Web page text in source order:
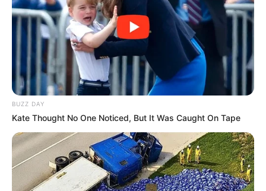
το Νηπιαγωγείο Stimson έλεγξε τον
Ψυχρό Πόλεμο – Τα μυστικά που δεν
θέλουν να ξέρετε!
Χειρισμός της παγκόσμιας σκηνής: Πώς το Νηπιαγωγείο
Stimson έλεγξε τον Ψυχρό Πόλεμο – Τα μυστικά που δεν
θέλουν να ξέρετε! Στα ανατριχιαστικά βάθη του Ψυχρού...
BUZZ DAY
Kate Thought No One Noticed, But It Was Caught On Tape